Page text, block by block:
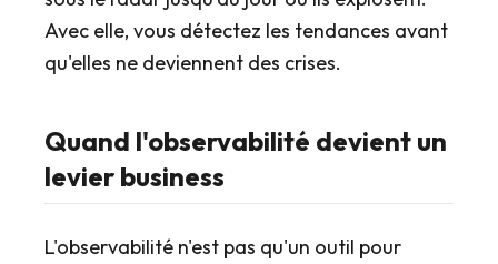
Avec elle, vous détectez les tendances avant
qu'elles ne deviennent des crises.
Quand l'observabilité devient un
levier business
L'observabilité n'est pas qu'un outil pour